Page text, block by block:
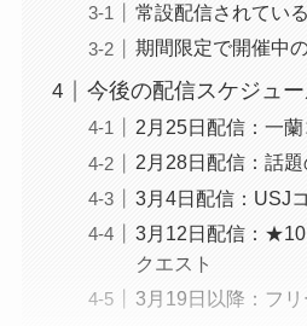
常設配信されてい
期間限定で開催中
今後の配信スケジュ
2月25日配信：一
2月28日配信：話
3月4日配信：USJ
3月12日配信：
クエスト
3月19日以降：フ